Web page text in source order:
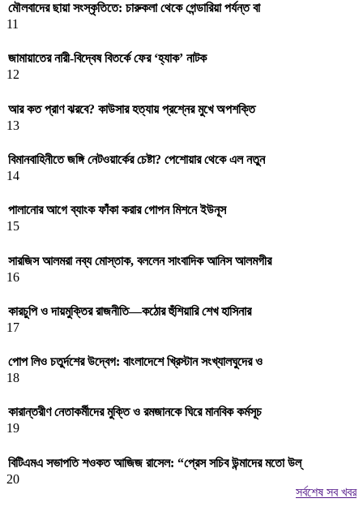
মৌলবাদের ছায়া সংস্কৃতিতে: চারুকলা থেকে গেন্ডারিয়া পর্যন্ত বা
11
জামায়াতের নারী-বিদ্বেষ বিতর্কে ফের ‘হ্যাক’ নাটক
12
আর কত প্রাণ ঝরবে? কাউসার হত্যায় প্রশ্নের মুখে অপশক্তি
13
বিমানবাহিনীতে জঙ্গি নেটওয়ার্কের চেষ্টা? পেশোয়ার থেকে এল নতুন
14
পালানোর আগে ব্যাংক ফাঁকা করার গোপন মিশনে ইউনূস
15
সারজিস আলমরা নব্য মোস্তাক, বললেন সাংবাদিক আনিস আলমগীর
16
কারচুপি ও দায়মুক্তির রাজনীতি—কঠোর হুঁশিয়ারি শেখ হাসিনার
17
পোপ লিও চতুর্দশের উদ্বেগ: বাংলাদেশে খ্রিস্টান সংখ্যালঘুদের ও
18
কারান্তরীণ নেতাকর্মীদের মুক্তি ও রমজানকে ঘিরে মানবিক কর্মসূচ
19
বিটিএমএ সভাপতি শওকত আজিজ রাসেল: “প্রেস সচিব উন্মাদের মতো উল্
20
সর্বশেষ সব খবর